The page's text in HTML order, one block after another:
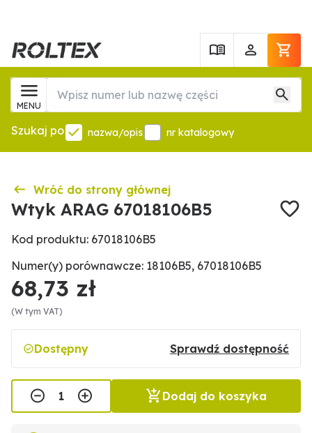
MENU
Szukaj po nazwa/opis nr katalogowy
Wróć do strony głównej
Wtyk ARAG 67018106B5
Kod produktu: 67018106B5
Numer(y) porównawcze: 18106B5, 67018106B5
68,73 zł
(W tym VAT)
Dostępny Sprawdź dostępność
Dodaj do koszyka